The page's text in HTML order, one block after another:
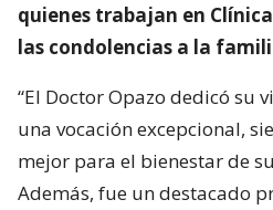
quienes trabajan en
las condolencias a la
“El Doctor Opazo dedicó su
una vocación excepcional,
mejor para el bienestar de
Además, fue un destacado